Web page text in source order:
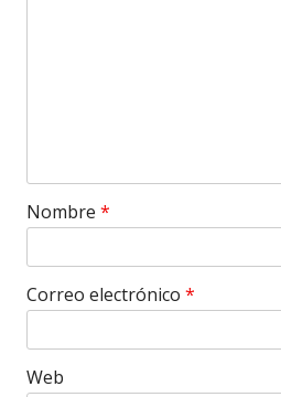
Nombre *
Correo electrónico *
Web